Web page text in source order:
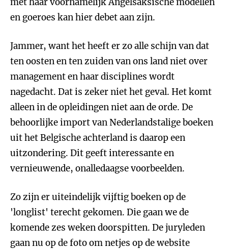
en goeroes kan hier debet aan zijn.
Jammer, want het heeft er zo alle schijn van dat
ten oosten en ten zuiden van ons land niet over
management en haar disciplines wordt
nagedacht. Dat is zeker niet het geval. Het komt
alleen in de opleidingen niet aan de orde. De
behoorlijke import van Nederlandstalige boeken
uit het Belgische achterland is daarop een
uitzondering. Dit geeft interessante en
vernieuwende, onalledaagse voorbeelden.
Zo zijn er uiteindelijk vijftig boeken op de
'longlist' terecht gekomen. Die gaan we de
komende zes weken doorspitten. De juryleden
gaan nu op de foto om netjes op de website